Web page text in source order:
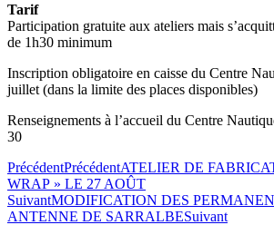
Tarif
Participation gratuite aux ateliers mais
de 1h30 minimum
Inscription obligatoire en caisse du Centre
juillet (dans la limite des places disponibles)
Renseignements à l’accueil du Centre
30
PrécédentPrécédentATELIER DE
WRAP » LE 27 AOÛT
SuivantMODIFICATION DES
ANTENNE DE SARRALBESuivant